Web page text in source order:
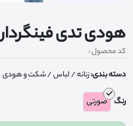
هودی تدی فینگردار
کد محصول :
دسته بندی:زنانه/ لباس/ شکت و هودی
رنگ صورتی